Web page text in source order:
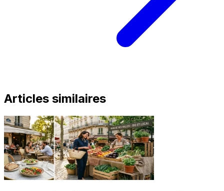
Articles similaires